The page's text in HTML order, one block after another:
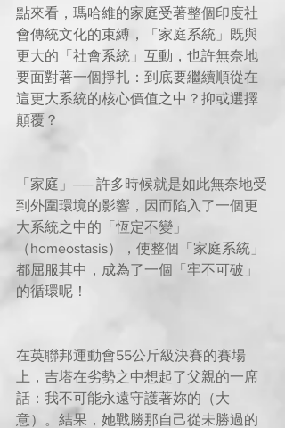
點來看，瑪哈維的家庭受著整個印度社
會傳統文化的束縛，「家庭系統」既與
更大的「社會系統」互動，也許無奈地
要面對著一個掙扎：到底要繼續順從在
這更大系統的核心價值之中？抑或選擇
顛覆？
「家庭」── 許多時候就是如此無奈地受
到外圍環境的影響，因而陷入了一個更
大系統之中的「恆定不變」
（homeostasis），使整個「家庭系統」
都屈服其中，成為了一個「牢不可破」
的循環呢！
在英聯邦運動會55公斤級決賽的賽場
上，吉塔在劣勢之中想起了父親的一席
話：我不可能永遠守護著妳的（大
意）。結果，她戰勝那自己從未勝過的